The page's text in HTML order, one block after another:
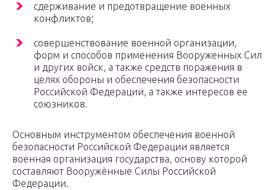
сдерживание и предотвращение военных
конфликтов;
совершенствование военной организации,
форм и способов применения Вооруженных Сил
и других войск, а также средств поражения в
целях обороны и обеспечения безопасности
Российской Федерации, а также интересов ее
союзников.
Основным инструментом обеспечения военной
безопасности Российской Федерации является
военная организация государства, основу которой
составляют Вооружённые Силы Российской
Федерации.